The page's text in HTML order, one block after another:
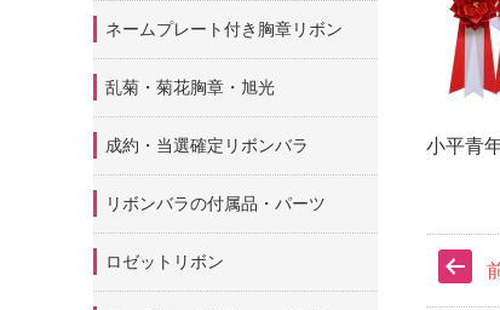
小平青
ネームプレート付き胸章リボン
乱菊・菊花胸章・旭光
成約・当選確定リボンバラ
リボンバラの付属品・パーツ
ロゼットリボン